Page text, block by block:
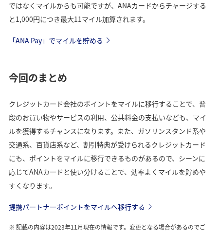
ではなくマイルからも可能ですが、ANAカードからチャージする
と1,000円につき最大11マイル加算されます。
「ANA Pay」でマイルを貯める
今回のまとめ
クレジットカード会社のポイントをマイルに移行することで、普
段のお買い物やサービスの利用、公共料金の支払いなども、マイ
ルを獲得するチャンスになります。また、ガソリンスタンド系や
交通系、百貨店系など、割引特典が受けられるクレジットカード
にも、ポイントをマイルに移行できるものがあるので、シーンに
応じてANAカードと使い分けることで、効率よくマイルを貯めや
すくなります。
提携パートナーポイントをマイルへ移行する
記載の内容は2023年11月現在の情報です。変更となる場合があるのでご